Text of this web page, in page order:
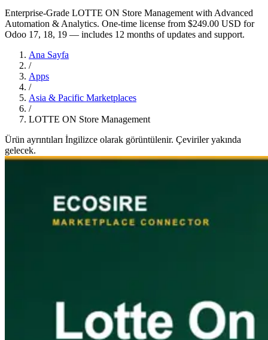
Enterprise-Grade LOTTE ON Store Management with Advanced
Automation & Analytics. One-time license from $249.00 USD for
Odoo 17, 18, 19 — includes 12 months of updates and support.
Ana Sayfa
/
Apps
/
Asia & Pacific Marketplaces
/
LOTTE ON Store Management
Ürün ayrıntıları İngilizce olarak görüntülenir. Çeviriler yakında
gelecek.